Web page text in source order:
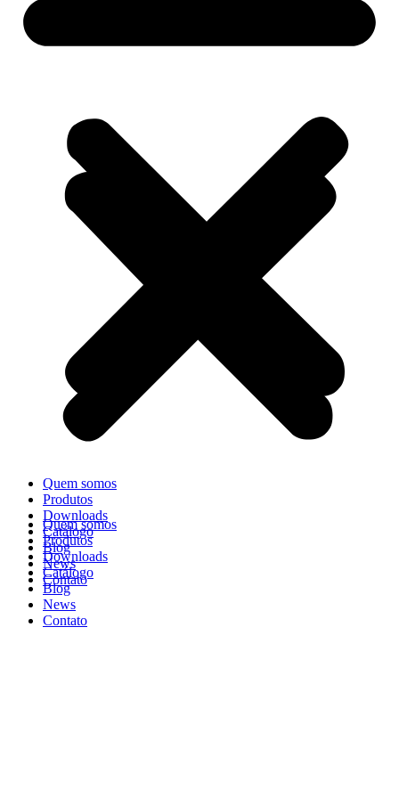
Quem somos
Produtos
Downloads
Catálogo
Blog
News
Contato
Quem somos
Produtos
Downloads
Catálogo
Blog
News
Contato